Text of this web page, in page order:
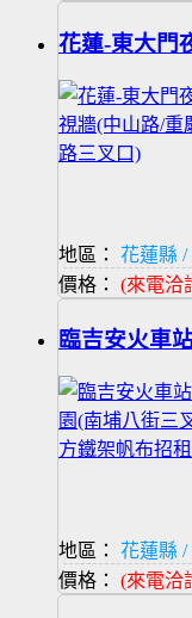
花蓮-東大門
地區：
花蓮縣 /
價格： (來電洽
臨吉安火車
地區：
花蓮縣 /
價格： (來電洽